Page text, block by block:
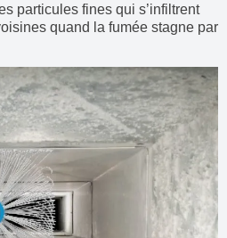
particules fines qui s’infiltrent
quand la fumée stagne par